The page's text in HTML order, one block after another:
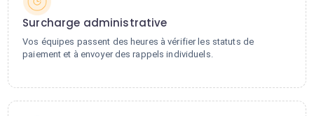
Surcharge administrative
Vos équipes passent des heures à vérifier les statuts de
paiement et à envoyer des rappels individuels.